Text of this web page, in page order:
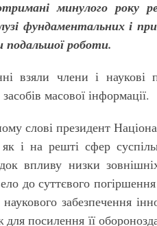
минулого року
фундаментальних і
подальшої роботи.
взяли члени і
масової інформації.
слові президент
і на решті сфер
впливу низки
до суттєвого
забезпечення
для посилення її